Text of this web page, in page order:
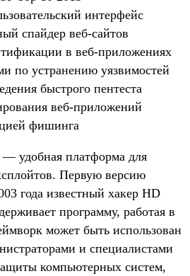
интерфейс
спайдер веб-сайтов
в веб-приложениях
по устранению уязвимостей
быстрого пентеста
веб-приложений
фишинга
удобная платформа для
Первую версию
года известный хакер HD
программу, работая в
может быть использован
и специалистами
компьютерных систем,